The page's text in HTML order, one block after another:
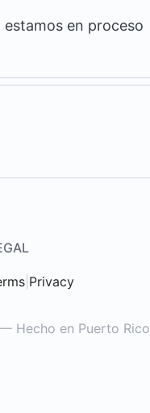
en proceso
Privacy
Hecho en Puerto Rico